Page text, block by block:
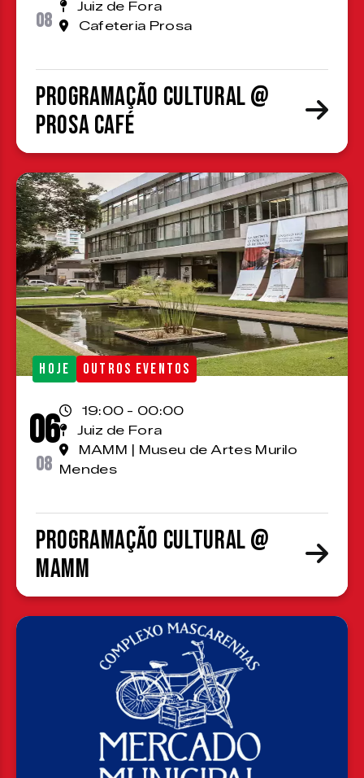
08
Juiz de Fora
Cafeteria Prosa
Programação cultural @
Prosa Café
HOJE OUTROS EVENTOS
06
08
19:00 - 00:00
Juiz de Fora
MAMM | Museu de Artes Murilo
Mendes
Programação cultural @
MAMM